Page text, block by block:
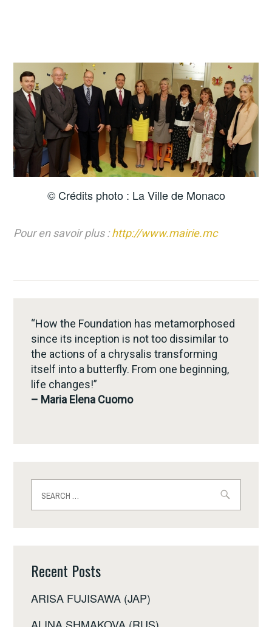
© Crédits photo : La Ville de Monaco
Pour en savoir plus :http://www.mairie.mc
“How the Foundation has metamorphosed
since its inception is not too dissimilar to
the actions of a chrysalis transforming
itself into a butterfly. From one beginning,
life changes!”
– Maria Elena Cuomo
for:
Recent Posts
ARISA FUJISAWA (JAP)
ALINA SHMAKOVA (RUS)